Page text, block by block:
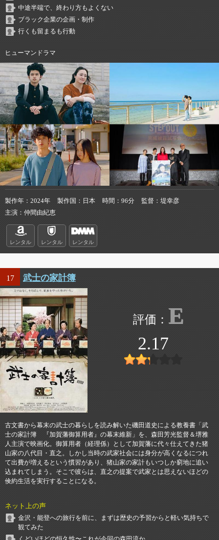
中途半端で、終わり方もよくない
ブラック企業の企画・制作
行くも留まるも行動
ヒューマンドラマ
製作年 2024年 製作国 日本 時間 96分 監督
堤幸彦
主演
仲間由紀恵
レンタル レンタル レンタル
17 武士の家計簿
E
2.17
古文書から幕末の武士の暮らしを読み解いた磯田道史による教養書「武
士の家計簿 『加賀藩御算用者』の幕末維新」を、森田芳光監督＆堺雅
人主演で映画化。御算用者（経理係）として加賀藩に代々仕えてきた猪
山家の八代目・直之。しかし当時の武家社会には身分が高くなるにつれ
て出費が増えるという慣習があり、猪山家の家計もいつしか窮地に追い
込まれてしまう。そこで彼らは、直之の提案で武家とは思えないほどの
倹約生活を実行することになる。
ネット上の声
金沢・能登への旅行を前に、まずは歴史の予習からと軽い気持ちで
観てみた